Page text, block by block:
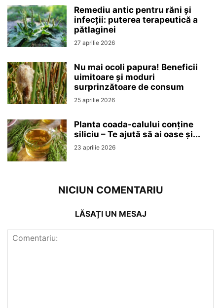
Remediu antic pentru răni și
infecții: puterea terapeutică a
pătlaginei
27 aprilie 2026
Nu mai ocoli papura! Beneficii
uimitoare și moduri
surprinzătoare de consum
25 aprilie 2026
Planta coada-calului conține
siliciu – Te ajută să ai oase și...
23 aprilie 2026
NICIUN COMENTARIU
LĂSAȚI UN MESAJ